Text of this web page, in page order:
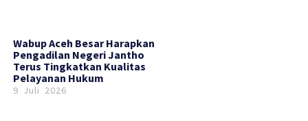
Wabup Aceh Besar Harapkan
Pengadilan Negeri Jantho
Terus Tingkatkan Kualitas
Pelayanan Hukum
9 Juli 2026